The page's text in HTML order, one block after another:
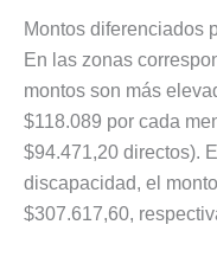
Montos diferenciados
En las zonas
montos son más
$118.089 por cada
$94.471,20 directos).
discapacidad, el
$307.617,60,